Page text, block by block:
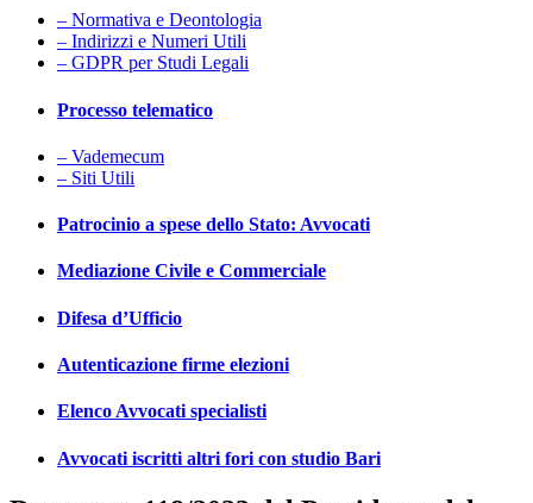
– Normativa e Deontologia
– Indirizzi e Numeri Utili
– GDPR per Studi Legali
Processo telematico
– Vademecum
– Siti Utili
Patrocinio a spese dello Stato: Avvocati
Mediazione Civile e Commerciale
Difesa d’Ufficio
Autenticazione firme elezioni
Elenco Avvocati specialisti
Avvocati iscritti altri fori con studio Bari